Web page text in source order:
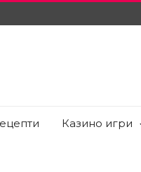
Казино игри